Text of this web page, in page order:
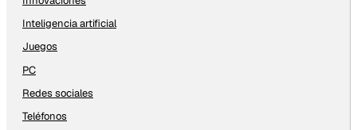
Inteligencia artificial
Juegos
PC
Redes sociales
Teléfonos